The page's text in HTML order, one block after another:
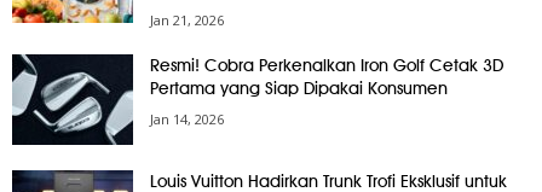
Jan 21, 2026
Resmi! Cobra Perkenalkan Iron Golf Cetak 3D
Pertama yang Siap Dipakai Konsumen
Jan 14, 2026
Louis Vuitton Hadirkan Trunk Trofi Eksklusif untuk